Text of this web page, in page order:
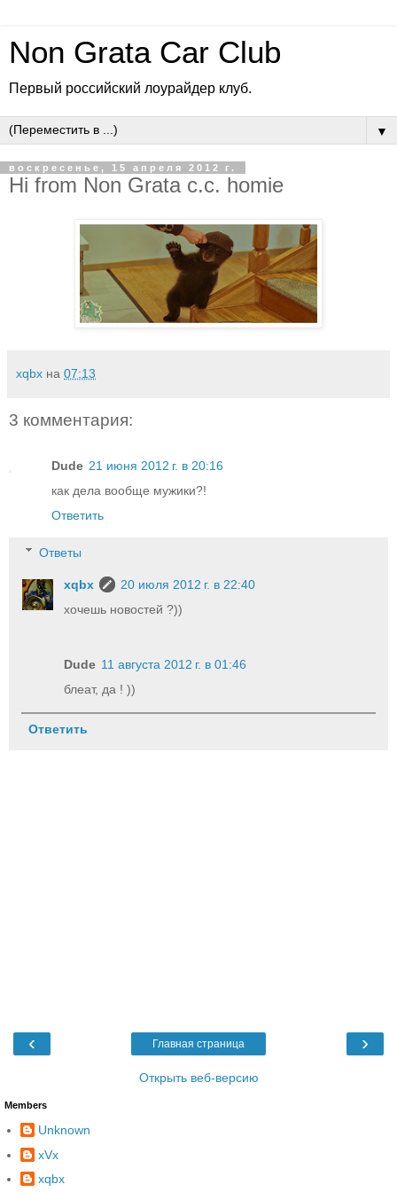
Non Grata Car Club
Первый российский лоурайдер клуб.
▼
воскресенье, 15 апреля 2012 г.
Hi from Non Grata c.c. homie
xqbx на 07:13
3 комментария:
Dude 21 июня 2012 г. в 20:16
как дела вообще мужики?!
Ответить
Ответы
xqbx
20 июля 2012 г. в 22:40
хочешь новостей ?))
Dude 11 августа 2012 г. в 01:46
блеат, да ! ))
Ответить
‹ ›
Главная страница
Открыть веб-версию
Members
Unknown
xVx
xqbx